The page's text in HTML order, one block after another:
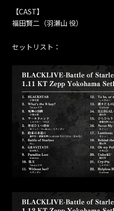
【CAST】
福田賢二（羽瀬山 役）
セットリスト：